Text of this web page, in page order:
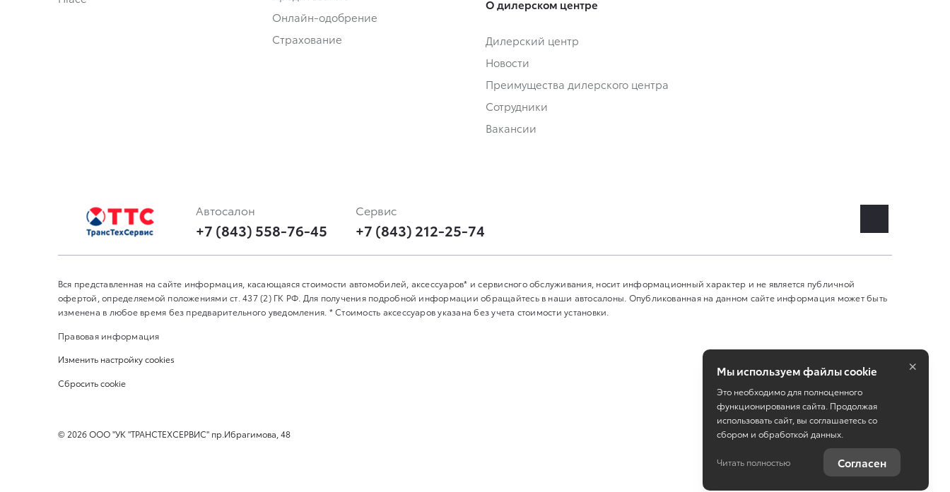
Онлайн-одобрение
Страхование
О дилерском центре
Дилерский центр
Новости
Преимущества дилерского центра
Сотрудники
Вакансии
Автосалон
+7 (843) 558-76-45
Сервис
+7 (843) 212-25-74
Вся представленная на сайте информация, касающаяся стоимости автомобилей, аксессуаров* и сервисного обслуживания, носит информационный характер и не является публичной
офертой, определяемой положениями ст. 437 (2) ГК РФ. Для получения подробной информации обращайтесь в наши автосалоны. Опубликованная на данном сайте информация может быть
изменена в любое время без предварительного уведомления. * Стоимость аксессуаров указана без учета стоимости установки.
Правовая информация
Изменить настройку cookies
Сбросить cookie
©2026ООО "УК "ТРАНСТЕХСЕРВИС" пр.Ибрагимова, 48 Работает на технологияхTradeDealer
Мы используем файлы cookie
Это необходимо для полноценного
функционирования сайта. Продолжая
использовать сайт, вы соглашаетесь со
сбором и обработкой данных.
Читать полностью Согласен
×